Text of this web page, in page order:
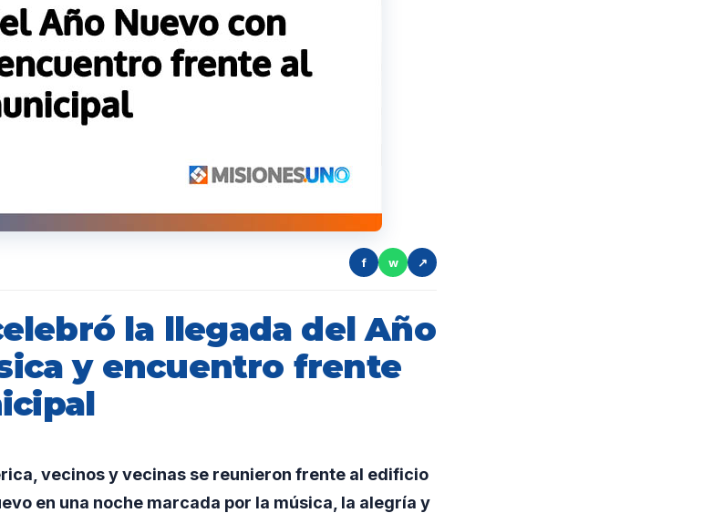
f w ↗
la llegada del Año
y encuentro frente
vecinos y vecinas se reunieron frente al edificio
en una noche marcada por la música, la alegría y